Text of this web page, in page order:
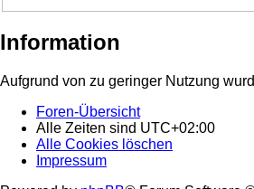
Information
Aufgrund von zu geringer Nutzung
Foren-Übersicht
Alle Zeiten sind UTC+02:00
Alle Cookies löschen
Impressum